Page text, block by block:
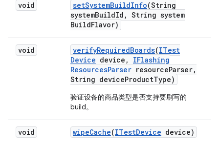
void setSystemBuildInfo(String
systemBuildId , String system
BuildFlavor)
void verifyRequiredBoards(ITest
Device device ,
IFlashing
ResourcesParser resourceParser,
String deviceProductType)
验证设备的商品类型是否支持要刷写的
build。
void wipeCache(ITestDevice device)